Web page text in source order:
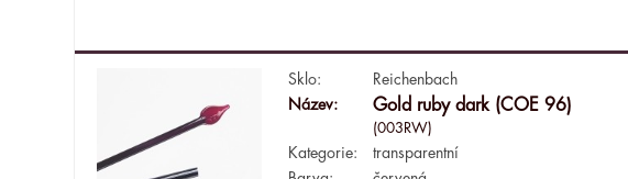
Sklo:
Reichenbach
Název:
Gold ruby dark (COE 96)
(003RW)
Kategorie:
transparentní